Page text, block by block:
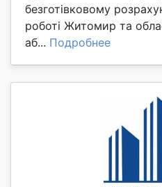
безготівковому
роботі Житомир та
аб... Подробнее